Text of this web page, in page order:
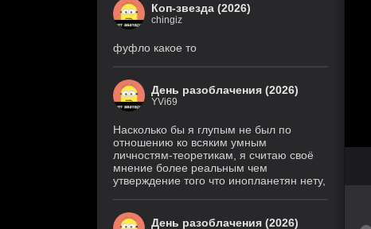
Коп-звезда (2026)
chingiz
фуфло какое то
День разоблачения (2026)
YVi69
Насколько бы я глупым не был по
отношению ко всяким умным
личностям-теоретикам, я считаю своё
мнение более реальным чем
утверждение того что инопланетян нету,
День разоблачения (2026)